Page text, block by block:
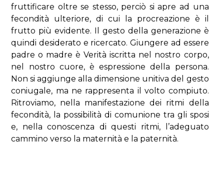
fruttificare oltre se stesso, perciò si apre ad una
fecondità ulteriore, di cui la procreazione è il
frutto più evidente. Il gesto della generazione è
quindi desiderato e ricercato. Giungere ad essere
padre o madre è Verità iscritta nel nostro corpo,
nel nostro cuore, è espressione della persona.
Non si aggiunge alla dimensione unitiva del gesto
coniugale, ma ne rappresenta il volto compiuto.
Ritroviamo, nella manifestazione dei ritmi della
fecondità, la possibilità di comunione tra gli sposi
e, nella conoscenza di questi ritmi, l’adeguato
cammino verso la maternità e la paternità.